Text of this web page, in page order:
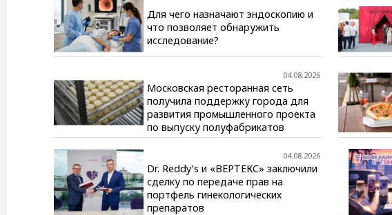
Для чего назначают эндоскопию и
что позволяет обнаружить
исследование?
04.08.2026
Московская ресторанная сеть
получила поддержку города для
развития промышленного проекта
по выпуску полуфабрикатов
04.08.2026
Dr. Reddy’s и «ВЕРТЕКС» заключили
сделку по передаче прав на
портфель гинекологических
препаратов